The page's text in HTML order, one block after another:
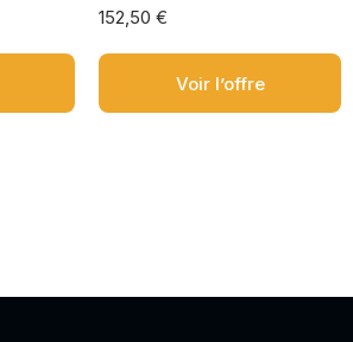
152,50 €
Voir l’offre